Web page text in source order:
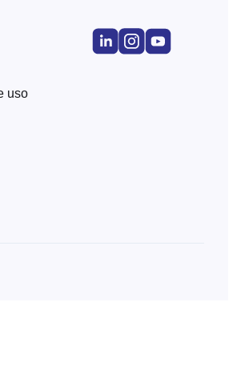
uso